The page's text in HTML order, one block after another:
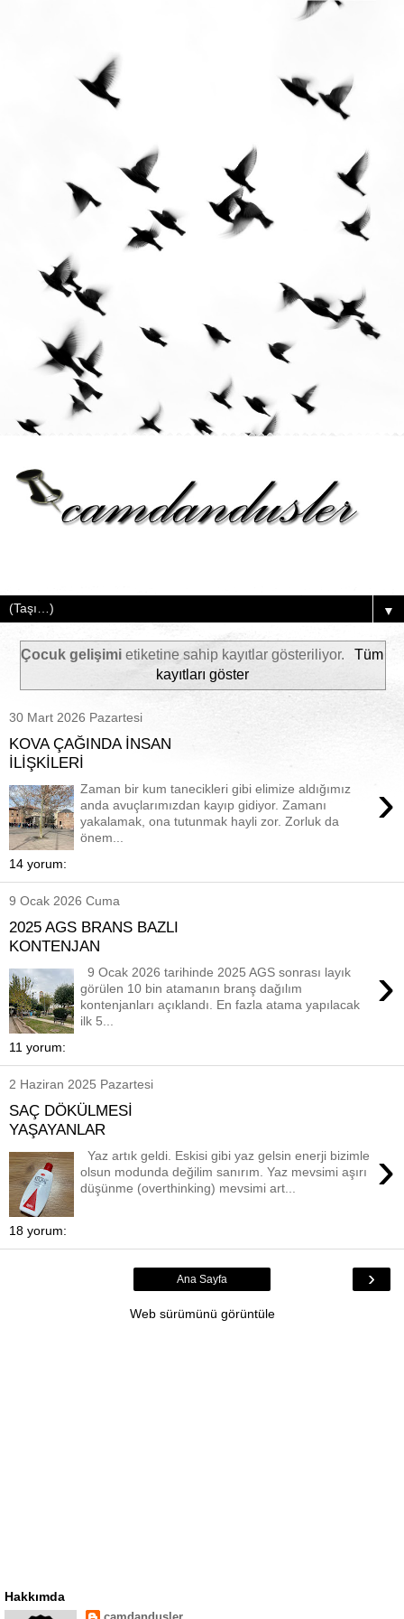
▼
Çocuk gelişimi etiketine sahip kayıtlar gösteriliyor.
Tüm
kayıtları göster
30 Mart 2026 Pazartesi
KOVA ÇAĞINDA İNSAN
İLİŞKİLERİ
›
Zaman bir kum tanecikleri gibi elimize aldığımız
anda avuçlarımızdan kayıp gidiyor. Zamanı
yakalamak, ona tutunmak hayli zor. Zorluk da
önem...
14 yorum:
9 Ocak 2026 Cuma
2025 AGS BRANS BAZLI
KONTENJAN
›
9 Ocak 2026 tarihinde 2025 AGS sonrası layık
görülen 10 bin atamanın branş dağılım
kontenjanları açıklandı. En fazla atama yapılacak
ilk 5...
11 yorum:
2 Haziran 2025 Pazartesi
SAÇ DÖKÜLMESİ
YAŞAYANLAR
›
Yaz artık geldi. Eskisi gibi yaz gelsin enerji bizimle
olsun modunda değilim sanırım. Yaz mevsimi aşırı
düşünme (overthinking) mevsimi art...
18 yorum:
›
Ana Sayfa
Web sürümünü görüntüle
Hakkımda